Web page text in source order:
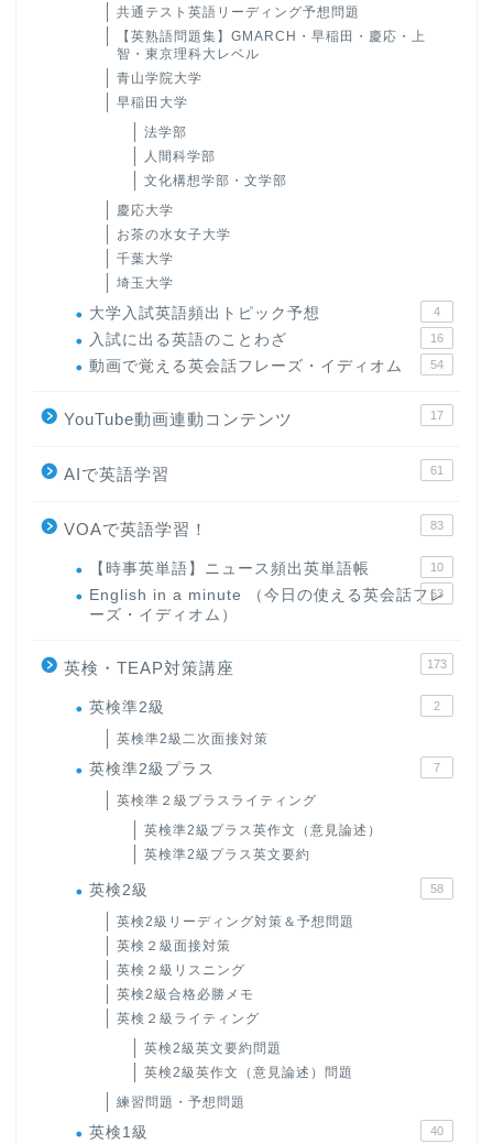
共通テスト英語リーディング予想問題
【英熟語問題集】GMARCH・早稲田・慶応・上
智・東京理科大レベル
青山学院大学
早稲田大学
法学部
人間科学部
文化構想学部・文学部
慶応大学
お茶の水女子大学
千葉大学
埼玉大学
大学入試英語頻出トピック予想 4
入試に出る英語のことわざ 16
動画で覚える英会話フレーズ・イディオム 54
YouTube動画連動コンテンツ 17
AIで英語学習 61
VOAで英語学習！ 83
【時事英単語】ニュース頻出英単語帳 10
English in a minute （今日の使える英会話フレ
ーズ・イディオム）
63
英検・TEAP対策講座 173
英検準2級 2
英検準2級二次面接対策
英検準2級プラス 7
英検準２級プラスライティング
英検準2級プラス英作文（意見論述）
英検準2級プラス英文要約
英検2級 58
英検2級リーディング対策＆予想問題
英検２級面接対策
英検２級リスニング
英検2級合格必勝メモ
英検２級ライティング
英検2級英文要約問題
英検2級英作文（意見論述）問題
練習問題・予想問題
英検1級 40